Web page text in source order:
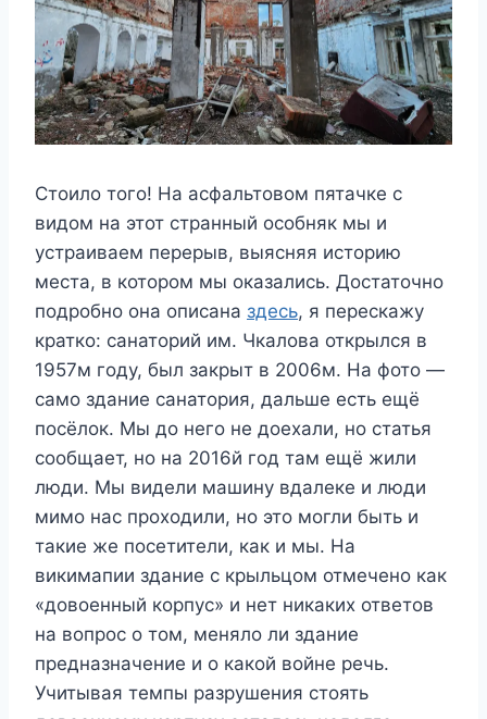
Стоило того! На асфальтовом пятачке с
видом на этот странный особняк мы и
устраиваем перерыв, выясняя историю
места, в котором мы оказались. Достаточно
подробно она описана здесь, я перескажу
кратко: санаторий им. Чкалова открылся в
1957м году, был закрыт в 2006м. На фото —
само здание санатория, дальше есть ещё
посёлок. Мы до него не доехали, но статья
сообщает, но на 2016й год там ещё жили
люди. Мы видели машину вдалеке и люди
мимо нас проходили, но это могли быть и
такие же посетители, как и мы. На
викимапии здание с крыльцом отмечено как
«довоенный корпус» и нет никаких ответов
на вопрос о том, меняло ли здание
предназначение и о какой войне речь.
Учитывая темпы разрушения стоять